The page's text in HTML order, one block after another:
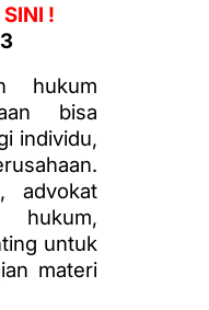
!
hukum
bisa
individu,
advokat
untuk
materi